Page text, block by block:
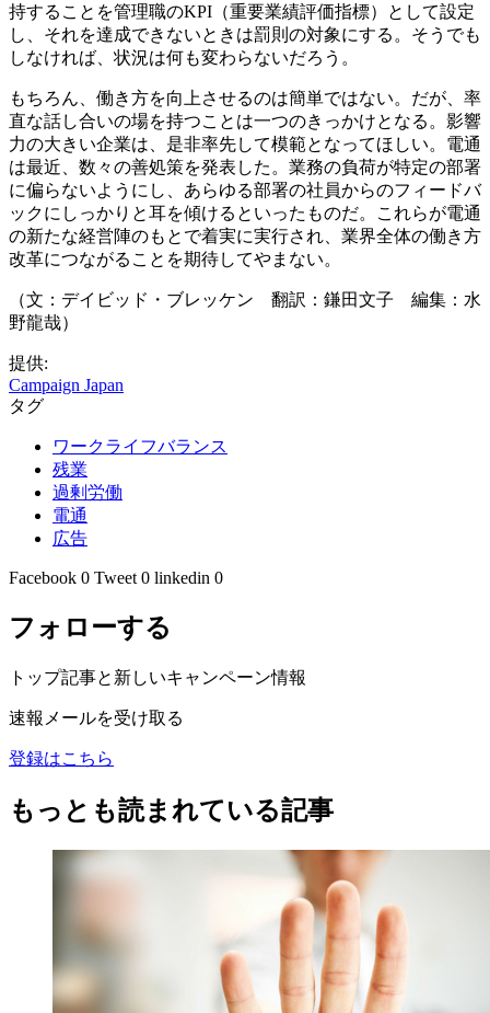
持することを管理職のKPI（重要業績評価指標）として設定
し、それを達成できないときは罰則の対象にする。そうでも
しなければ、状況は何も変わらないだろう。
もちろん、働き方を向上させるのは簡単ではない。だが、率
直な話し合いの場を持つことは一つのきっかけとなる。影響
力の大きい企業は、是非率先して模範となってほしい。電通
は最近、数々の善処策を発表した。業務の負荷が特定の部署
に偏らないようにし、あらゆる部署の社員からのフィードバ
ックにしっかりと耳を傾けるといったものだ。これらが電通
の新たな経営陣のもとで着実に実行され、業界全体の働き方
改革につながることを期待してやまない。
（文：デイビッド・ブレッケン 翻訳：鎌田文子 編集：水
野龍哉）
提供:
Campaign Japan
タグ
ワークライフバランス
残業
過剰労働
電通
広告
Facebook 0 Tweet 0 linkedin 0
フォローする
トップ記事と新しいキャンペーン情報
速報メールを受け取る
登録はこちら
もっとも読まれている記事